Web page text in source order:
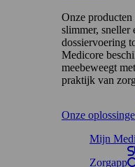
Onze
slimmer, sneller
dossiervoering
Medicore
meebeweegt
praktijk van
Onze
Mijn
Zorgapp